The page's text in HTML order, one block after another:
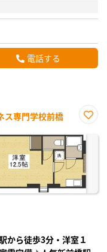
電話する
ス専門学校前橋
に入
り登
録
から徒歩3分・洋室１